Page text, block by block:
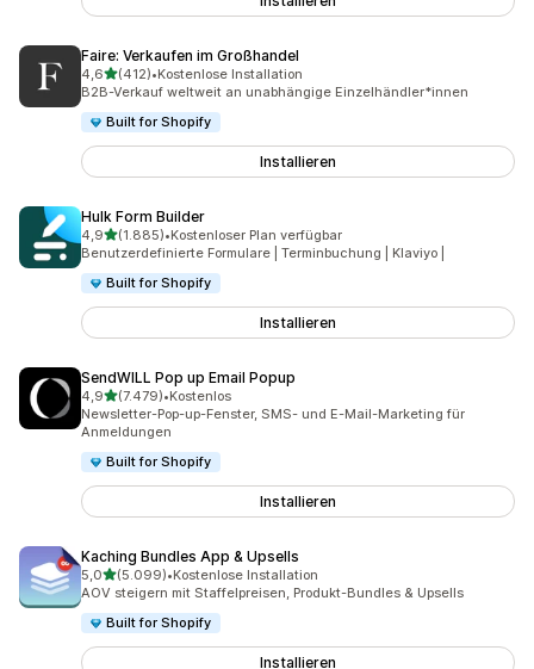
Faire: Verkaufen im Großhandel
4,6von 5 Sternen
(412)
412 Rezensionen insgesamt
•Kostenlose Installation
B2B-Verkauf weltweit an unabhängige Einzelhändler*innen
Built for Shopify
Installieren
Hulk Form Builder
4,9von 5 Sternen
(1.885)
1885 Rezensionen insgesamt
•Kostenloser Plan verfügbar
Benutzerdefinierte Formulare | Terminbuchung | Klaviyo |
Built for Shopify
Installieren
SendWILL Pop up Email Popup
4,9von 5 Sternen
(7.479)
7479 Rezensionen insgesamt
•Kostenlos
Newsletter-Pop-up-Fenster, SMS- und E-Mail-Marketing für
Anmeldungen
Built for Shopify
Installieren
Kaching Bundles App & Upsells
5,0von 5 Sternen
(5.099)
5099 Rezensionen insgesamt
•Kostenlose Installation
AOV steigern mit Staffelpreisen, Produkt-Bundles & Upsells
Built for Shopify
Installieren